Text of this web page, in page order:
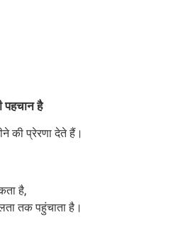
है
की प्रेरणा देते हैं।
है,
तक पहुंचाता है।